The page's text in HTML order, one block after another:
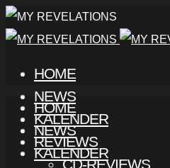
HOME
NEWS
KALENDER
REVIEWS
CD-REVIEWS
HOME
NEWS
KALENDER